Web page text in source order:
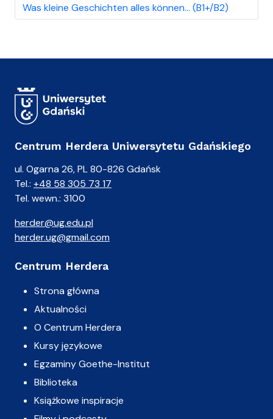
Was kleine Geschichten alles können… (B1+/B2)
Centrum Herdera Uniwersytetu Gdańskiego
ul. Ogarna 26, PL 80-826 Gdańsk
Tel.: +48 58 305 73 17
Tel. wewn.: 3100
herder@ug.edu.pl
herder.ug@gmail.com
Centrum Herdera
Strona główna
Aktualności
O Centrum Herdera
Kursy językowe
Egzaminy Goethe-Institut
Biblioteka
Książkowe inspiracje